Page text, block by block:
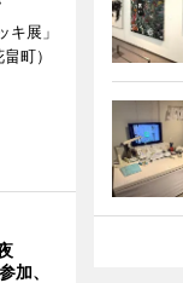
展」
町）
加、